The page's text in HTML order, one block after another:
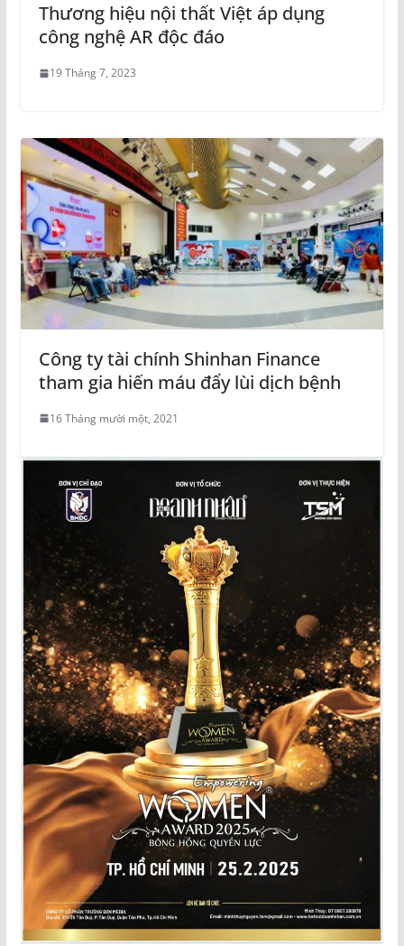
Thương hiệu nội thất Việt áp dụng
công nghệ AR độc đáo
19 Tháng 7, 2023
Công ty tài chính Shinhan Finance
tham gia hiến máu đẩy lùi dịch bệnh
16 Tháng mười một, 2021